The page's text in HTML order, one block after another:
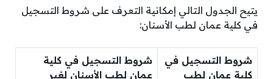
يتيح الجدول التالي إمكانية التعرف على شروط التسجيل
في كلية عمان لطب الأسنان:
شروط التسجيل في
كلية عمان لطب
شروط التسجيل في كلية
عمان لطب الأسنان لغير